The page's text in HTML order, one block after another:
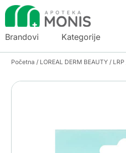
Brandovi Kategorije
Početna / LOREAL DERM BEAUTY / LRP